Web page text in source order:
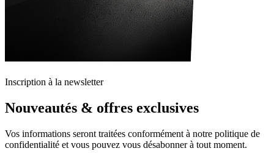
Inscription à la newsletter
Nouveautés & offres exclusives
Vos informations seront traitées conformément à notre politique de
confidentialité et vous pouvez vous désabonner à tout moment.